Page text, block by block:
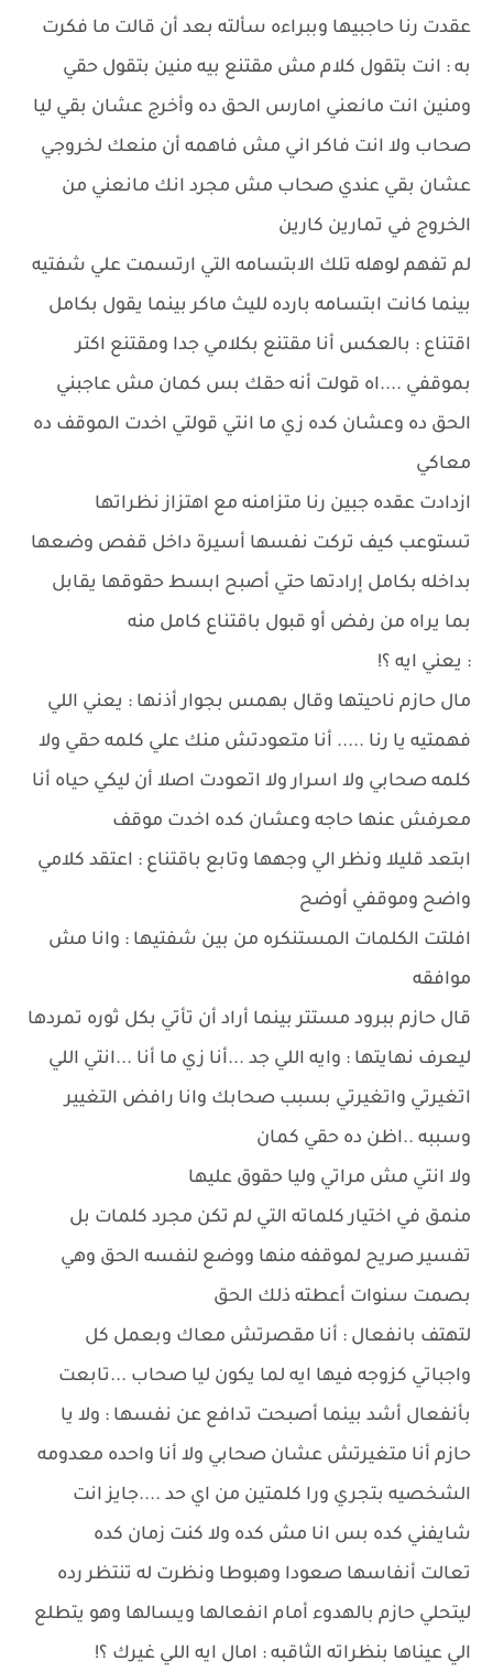
عقدت رنا حاجبيها وببراءه سألته بعد أن قالت ما فكرت
به : انت بتقول كلام مش مقتنع بيه منين بتقول حقي
ومنين انت مانعني امارس الحق ده وأخرج عشان بقي ليا
صحاب ولا انت فاكر اني مش فاهمه أن منعك لخروجي
عشان بقي عندي صحاب مش مجرد انك مانعني من
الخروج في تمارين كارين
لم تفهم لوهله تلك الابتسامه التي ارتسمت علي شفتيه
بينما كانت ابتسامه بارده لليث ماكر بينما يقول بكامل
اقتناع : بالعكس أنا مقتنع بكلامي جدا ومقتنع اكتر
بموقفي ....اه قولت أنه حقك بس كمان مش عاجبني
الحق ده وعشان كده زي ما انتي قولتي اخدت الموقف ده
معاكي
ازدادت عقده جبين رنا متزامنه مع اهتزاز نظراتها
تستوعب كيف تركت نفسها أسيرة داخل قفص وضعها
بداخله بكامل إرادتها حتي أصبح ابسط حقوقها يقابل
بما يراه من رفض أو قبول باقتناع كامل منه
: يعني ايه ؟!
مال حازم ناحيتها وقال بهمس بجوار أذنها : يعني اللي
فهمتيه يا رنا ..... أنا متعودتش منك علي كلمه حقي ولا
كلمه صحابي ولا اسرار ولا اتعودت اصلا أن ليكي حياه أنا
معرفش عنها حاجه وعشان كده اخدت موقف
ابتعد قليلا ونظر الي وجهها وتابع باقتناع : اعتقد كلامي
واضح وموقفي أوضح
افلتت الكلمات المستنكره من بين شفتيها : وانا مش
موافقه
قال حازم ببرود مستتر بينما أراد أن تأتي بكل ثوره تمردها
ليعرف نهايتها : وايه اللي جد ...أنا زي ما أنا ...انتي اللي
اتغيرتي واتغيرتي بسبب صحابك وانا رافض التغيير
وسببه ..اظن ده حقي كمان
ولا انتي مش مراتي وليا حقوق عليها
منمق في اختيار كلماته التي لم تكن مجرد كلمات بل
تفسير صريح لموقفه منها ووضع لنفسه الحق وهي
بصمت سنوات أعطته ذلك الحق
لتهتف بانفعال : أنا مقصرتش معاك وبعمل كل
واجباتي كزوجه فيها ايه لما يكون ليا صحاب ...تابعت
بأنفعال أشد بينما أصبحت تدافع عن نفسها : ولا يا
حازم أنا متغيرتش عشان صحابي ولا أنا واحده معدومه
الشخصيه بتجري ورا كلمتين من اي حد ....جايز انت
شايفني كده بس انا مش كده ولا كنت زمان كده
تعالت أنفاسها صعودا وهبوطا ونظرت له تنتظر رده
ليتحلي حازم بالهدوء أمام انفعالها ويسالها وهو يتطلع
الي عيناها بنظراته الثاقبه : امال ايه اللي غيرك ؟!